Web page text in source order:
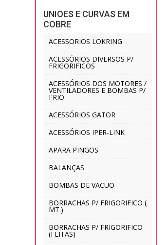
UNIOES E CURVAS EM
COBRE
ACESSORIOS LOKRING
ACESSÓRIOS DIVERSOS P/
FRIGORIFICOS
ACESSÓRIOS DOS MOTORES /
VENTILADORES E BOMBAS P/
FRIO
ACESSÓRIOS GATOR
ACESSÓRIOS IPER-LINK
APARA PINGOS
BALANÇAS
BOMBAS DE VACUO
BORRACHAS P/ FRIGORIFICO (
MT.)
BORRACHAS P/ FRIGORIFICO
(FEITAS)